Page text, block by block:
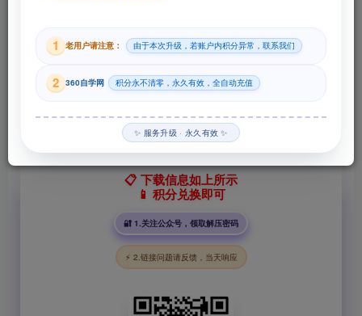
29积分
📋 下载信息如上所示
📱 积分兑换即可
🔐 1.关注公众号，领取解压密码
⚡ 2.链接问题请反馈，当天响应
1 老用户请注意： 由于本次升级，若账户内积分异常，联系我们
2 360自学网 积分永不清零，永久有效，全自动充值
✨ 服务升级 · 永久有效 ✨